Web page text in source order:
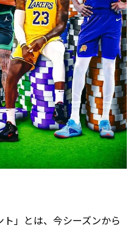
ト」とは、今シーズンから